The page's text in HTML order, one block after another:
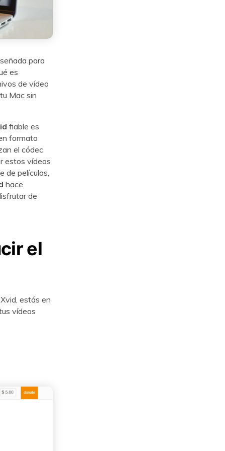
para
es
de vídeo
Mac sin
fiable es
formato
el códec
estos vídeos
de películas,
hace
de
el
estás en
vídeos